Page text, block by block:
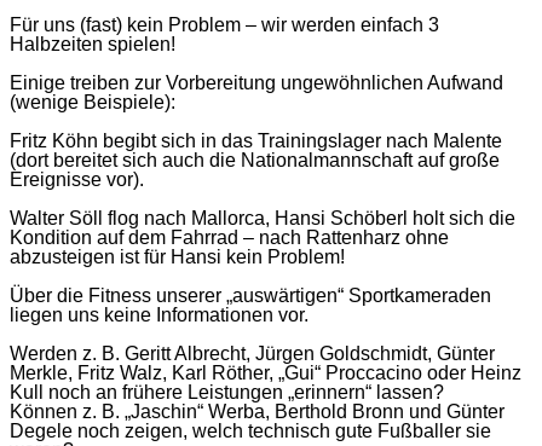
Für uns (fast) kein Problem – wir werden einfach 3
Halbzeiten spielen!
Einige treiben zur Vorbereitung ungewöhnlichen Aufwand
(wenige Beispiele):
Fritz Köhn begibt sich in das Trainingslager nach Malente
(dort bereitet sich auch die Nationalmannschaft auf große
Ereignisse vor).
Walter Söll flog nach Mallorca, Hansi Schöberl holt sich die
Kondition auf dem Fahrrad – nach Rattenharz ohne
abzusteigen ist für Hansi kein Problem!
Über die Fitness unserer „auswärtigen“ Sportkameraden
liegen uns keine Informationen vor.
Werden z. B. Geritt Albrecht, Jürgen Goldschmidt, Günter
Merkle, Fritz Walz, Karl Röther, „Gui“ Proccacino oder Heinz
Kull noch an frühere Leistungen „erinnern“ lassen?
Können z. B. „Jaschin“ Werba, Berthold Bronn und Günter
Degele noch zeigen, welch technisch gute Fußballer sie